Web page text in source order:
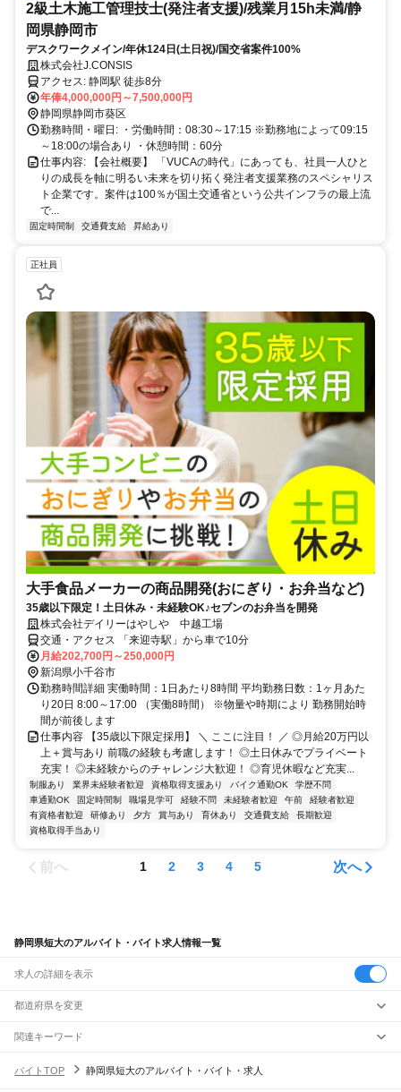
2級土木施工管理技士(発注者支援)/残業月15h未満/静
岡県静岡市
デスクワークメイン/年休124日(土日祝)/国交省案件100%
株式会社J.CONSIS
アクセス: 静岡駅 徒歩8分
年俸4,000,000円～7,500,000円
静岡県静岡市葵区
勤務時間・曜日: ・労働時間：08:30～17:15 ※勤務地によって09:15
～18:00の場合あり ・休憩時間：60分
仕事内容: 【会社概要】 「VUCAの時代」にあっても、社員一人ひと
りの成長を軸に明るい未来を切り拓く発注者支援業務のスペシャリス
ト企業です。案件は100％が国土交通省という公共インフラの最上流
で...
固定時間制 交通費支給 昇給あり
正社員
大手食品メーカーの商品開発(おにぎり・お弁当など)
35歳以下限定！土日休み・未経験OK♪セブンのお弁当を開発
株式会社デイリーはやしや 中越工場
交通・アクセス 「来迎寺駅」から車で10分
月給202,700円～250,000円
新潟県小千谷市
勤務時間詳細 実働時間：1日あたり8時間 平均勤務日数：1ヶ月あた
り20日 8:00～17:00 （実働8時間） ※物量や時期により 勤務開始時
間が前後します
仕事内容 【35歳以下限定採用】 ＼ ここに注目！ ／ ◎月給20万円以
上＋賞与あり 前職の経験も考慮します！ ◎土日休みでプライベート
充実！ ◎未経験からのチャレンジ大歓迎！ ◎育児休暇など充実...
制服あり 業界未経験者歓迎 資格取得支援あり バイク通勤OK
学歴不問
車通勤OK
固定時間制 職場見学可 経験不問 未経験者歓迎 午前
経験者歓迎
有資格者歓迎
研修あり 夕方 賞与あり 育休あり 交通費支給
長期歓迎
資格取得手当あり
前へ 1 2 3 4 5 次へ
静岡県短大のアルバイト・バイト求人情報一覧
求人の詳細を表示
都道府県を変更
関連キーワード
バイトTOP
静岡県短大のアルバイト・バイト・求人